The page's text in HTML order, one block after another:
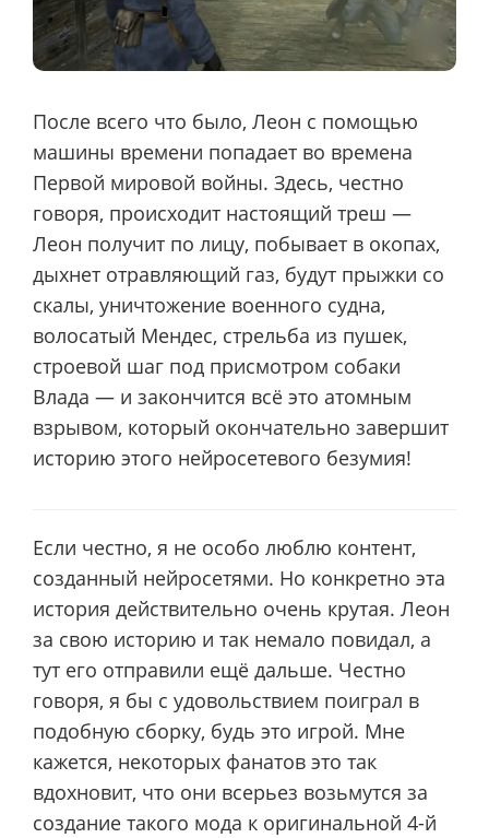
После всего что было, Леон с помощью
машины времени попадает во времена
Первой мировой войны. Здесь, честно
говоря, происходит настоящий треш —
Леон получит по лицу, побывает в окопах,
дыхнет отравляющий газ, будут прыжки со
скалы, уничтожение военного судна,
волосатый Мендес, стрельба из пушек,
строевой шаг под присмотром собаки
Влада — и закончится всё это атомным
взрывом, который окончательно завершит
историю этого нейросетевого безумия!
Если честно, я не особо люблю контент,
созданный нейросетями. Но конкретно эта
история действительно очень крутая. Леон
за свою историю и так немало повидал, а
тут его отправили ещё дальше. Честно
говоря, я бы с удовольствием поиграл в
подобную сборку, будь это игрой. Мне
кажется, некоторых фанатов это так
вдохновит, что они всерьез возьмутся за
создание такого мода к оригинальной 4-й